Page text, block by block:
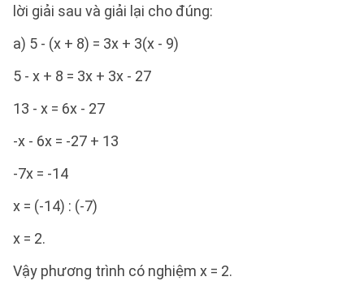
lời giải sau và giải lại cho đúng:
a) 5 - (x + 8) = 3x + 3(x - 9)
5 - x + 8 = 3x + 3x - 27
13 - x = 6x - 27
-x - 6x = -27 + 13
-7x = -14
x = (-14) : (-7)
x = 2.
Vậy phương trình có nghiệm x = 2.